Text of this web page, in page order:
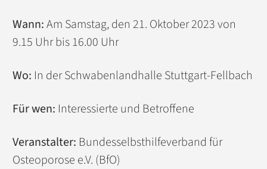
Wann:Am Samstag, den 21. Oktober 2023 von
9.15 Uhr bis 16.00 Uhr
Wo: In der Schwabenlandhalle Stuttgart-Fellbach
Für wen: Interessierte und Betroffene
Veranstalter: Bundesselbsthilfeverband für
Osteoporose e.V. (BfO)